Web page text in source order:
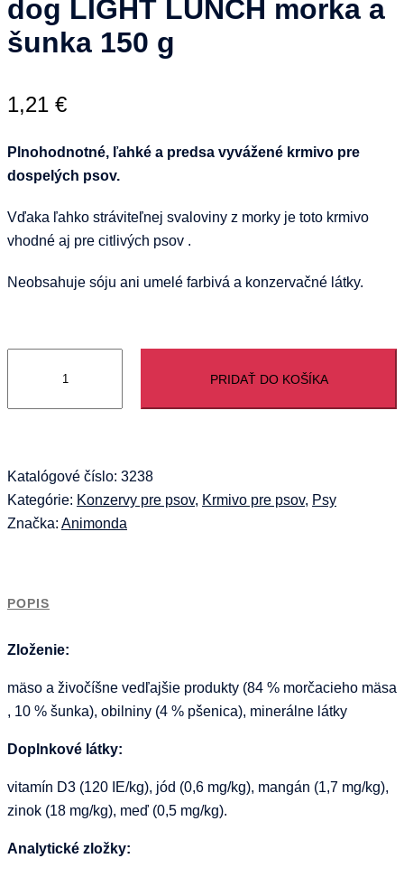
dog LIGHT LUNCH morka a
šunka 150 g
1,21 €
Plnohodnotné, ľahké a predsa vyvážené krmivo pre
dospelých psov.
Vďaka ľahko stráviteľnej svaloviny z morky je toto krmivo
vhodné aj pre citlivých psov .
Neobsahuje sóju ani umelé farbivá a konzervačné látky.
Animonda
Vom
LIGHT
LUNCH
morka
PRIDAŤ DO KOŠÍKA
Katalógové číslo: 3238
Kategórie: Konzervy pre psov, Krmivo pre psov, Psy
Značka: Animonda
POPIS
Zloženie:
mäso a živočíšne vedľajšie produkty (84 % morčacieho mäsa
, 10 % šunka), obilniny (4 % pšenica), minerálne látky
Doplnkové látky:
vitamín D3 (120 IE/kg), jód (0,6 mg/kg), mangán (1,7 mg/kg),
zinok (18 mg/kg), meď (0,5 mg/kg).
Analytické zložky: